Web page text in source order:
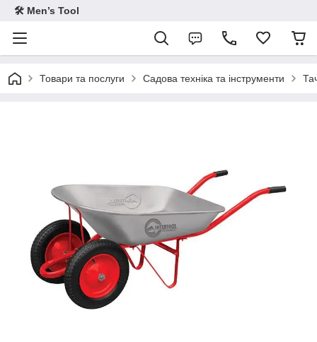
🛠 Men’s Tool
Товари та послуги Садова техніка та інструменти